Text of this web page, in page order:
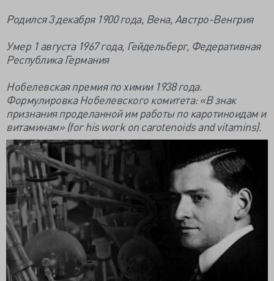
Родился 3 декабря 1900 года, Вена, Австро-Венгрия
Умер 1 августа 1967 года, Гейдельберг, Федеративная
Республика Германия
Нобелевская премия по химии 1938 года.
Формулировка Нобелевского комитета: «В знак
признания проделанной им работы по каротиноидам и
витаминам» (for his work on carotenoids and vitamins).